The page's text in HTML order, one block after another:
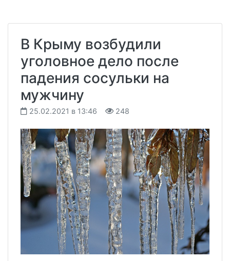
В Крыму возбудили
уголовное дело после
падения сосульки на
мужчину
25.02.2021 в 13:46 248